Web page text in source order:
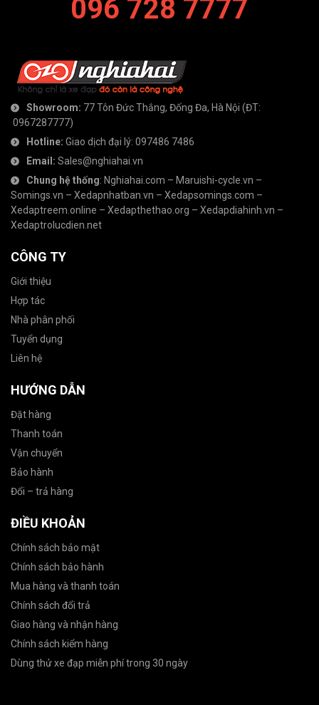
096 728 7777
Showroom: 77 Tôn Đức Thắng, Đống Đa, Hà Nội (ĐT:
0967287777)
Hotline: Giao dịch đại lý: 097486 7486
Email: Sales@nghiahai.vn
Chung hệ thống: Nghiahai.com – Maruishi-cycle.vn –
Somings.vn – Xedapnhatban.vn – Xedapsomings.com –
Xedaptreem.online – Xedapthethao.org – Xedapdiahinh.vn –
Xedaptrolucdien.net
CÔNG TY
Giới thiệu
Hợp tác
Nhà phân phối
Tuyển dụng
Liên hệ
HƯỚNG DẪN
Đặt hàng
Thanh toán
Vận chuyển
Bảo hành
Đổi – trả hàng
ĐIỀU KHOẢN
Chính sách bảo mật
Chính sách bảo hành
Mua hàng và thanh toán
Chính sách đổi trả
Giao hàng và nhận hàng
Chính sách kiểm hàng
Dùng thử xe đạp miễn phí trong 30 ngày